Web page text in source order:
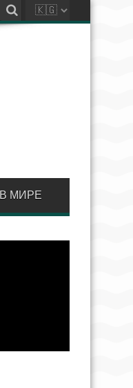
В МИРЕ